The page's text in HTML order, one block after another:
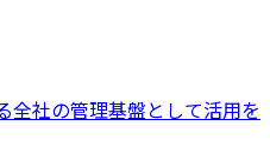
全社の管理基盤として活用を